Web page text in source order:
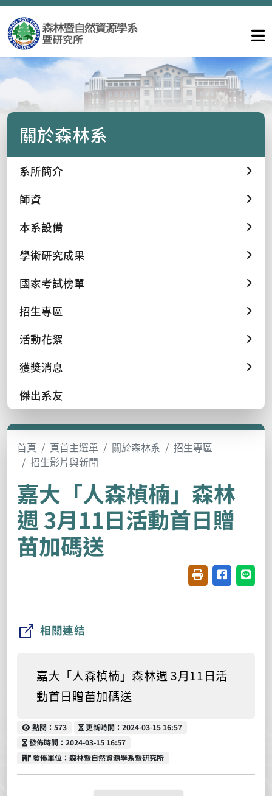
關於森林系
系所簡介
師資
本系設備
學術研究成果
國家考試榜單
招生專區
活動花絮
獲獎消息
傑出系友
首頁 頁首主選單 關於森林系
招生專區
招生影片與新聞
嘉大「人森楨楠」森林
週 3月11日活動首日贈
苗加碼送
友善列印(開新視
分享至臉書
分享
相關連結
嘉大「人森楨楠」森林週 3月11日活
動首日贈苗加碼送
點閱
點閱：573 更新時間
更新時間：2024-03-15 16:57
發佈時間
發佈時間：2024-03-15 16:57
發佈單位
發佈單位：森林暨自然資源學系暨研究所